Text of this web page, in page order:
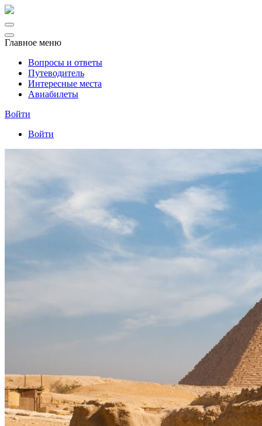
Главное меню
Вопросы и ответы
Путеводитель
Интересные места
Авиабилеты
Войти
Войти